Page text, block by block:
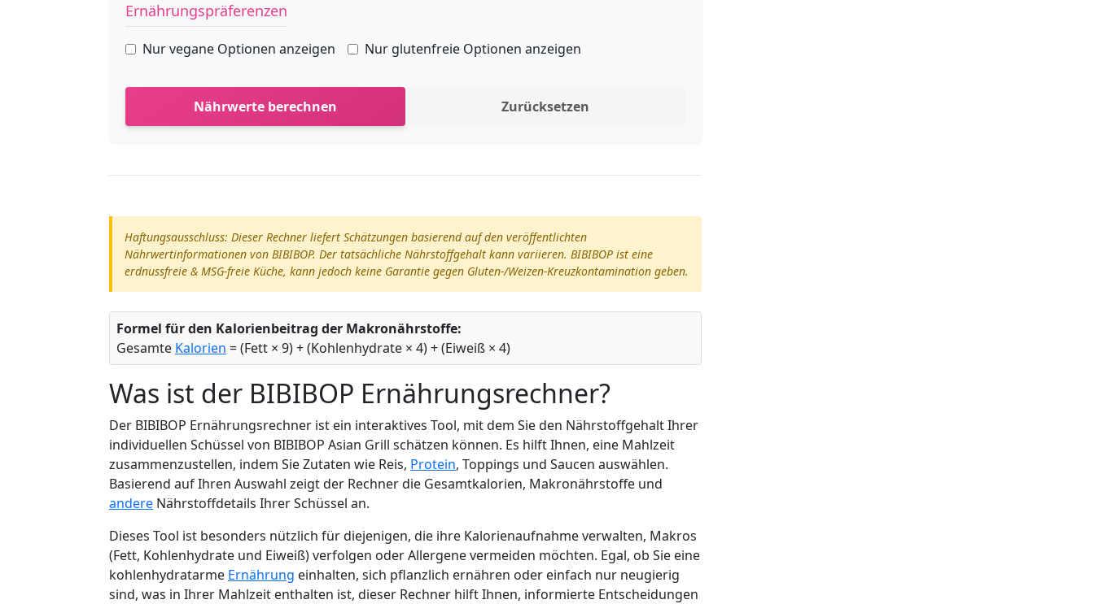
Ernährungspräferenzen
Nur vegane Optionen anzeigen Nur glutenfreie Optionen anzeigen
Nährwerte berechnen Zurücksetzen
Haftungsausschluss: Dieser Rechner liefert Schätzungen basierend auf den veröffentlichten
Nährwertinformationen von BIBIBOP. Der tatsächliche Nährstoffgehalt kann variieren. BIBIBOP ist eine
erdnussfreie & MSG-freie Küche, kann jedoch keine Garantie gegen Gluten-/Weizen-Kreuzkontamination geben.
Formel für den Kalorienbeitrag der Makronährstoffe:
Gesamte Kalorien = (Fett × 9) + (Kohlenhydrate × 4) + (Eiweiß × 4)
Was ist der BIBIBOP Ernährungsrechner?
Der BIBIBOP Ernährungsrechner ist ein interaktives Tool, mit dem Sie den Nährstoffgehalt Ihrer
individuellen Schüssel von BIBIBOP Asian Grill schätzen können. Es hilft Ihnen, eine Mahlzeit
zusammenzustellen, indem Sie Zutaten wie Reis, Protein, Toppings und Saucen auswählen.
Basierend auf Ihren Auswahl zeigt der Rechner die Gesamtkalorien, Makronährstoffe und
andere Nährstoffdetails Ihrer Schüssel an.
Dieses Tool ist besonders nützlich für diejenigen, die ihre Kalorienaufnahme verwalten, Makros
(Fett, Kohlenhydrate und Eiweiß) verfolgen oder Allergene vermeiden möchten. Egal, ob Sie eine
kohlenhydratarme Ernährung einhalten, sich pflanzlich ernähren oder einfach nur neugierig
sind, was in Ihrer Mahlzeit enthalten ist, dieser Rechner hilft Ihnen, informierte Entscheidungen